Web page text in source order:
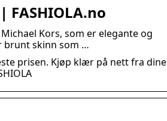
Kors, som er elegante og
brunt skinn som …
prisen. Kjøp klær på nett fra dine